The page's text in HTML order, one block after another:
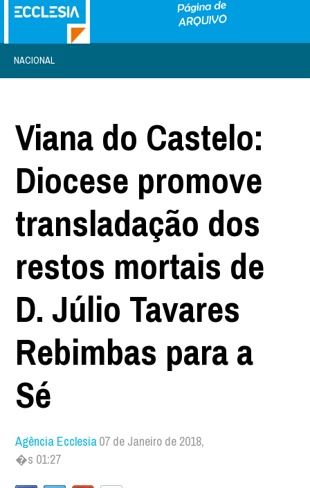
NACIONAL
Viana do Castelo:
Diocese promove
transladação dos
restos mortais de
D. Júlio Tavares
Rebimbas para a
Sé
Agência Ecclesia07 de Janeiro de 2018,
�s 01:27